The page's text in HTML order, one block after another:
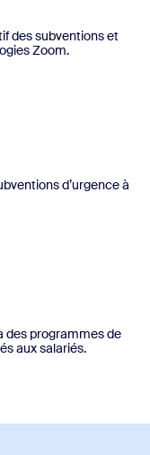
des subventions et
Zoom.
d’urgence à
des programmes de
aux salariés.